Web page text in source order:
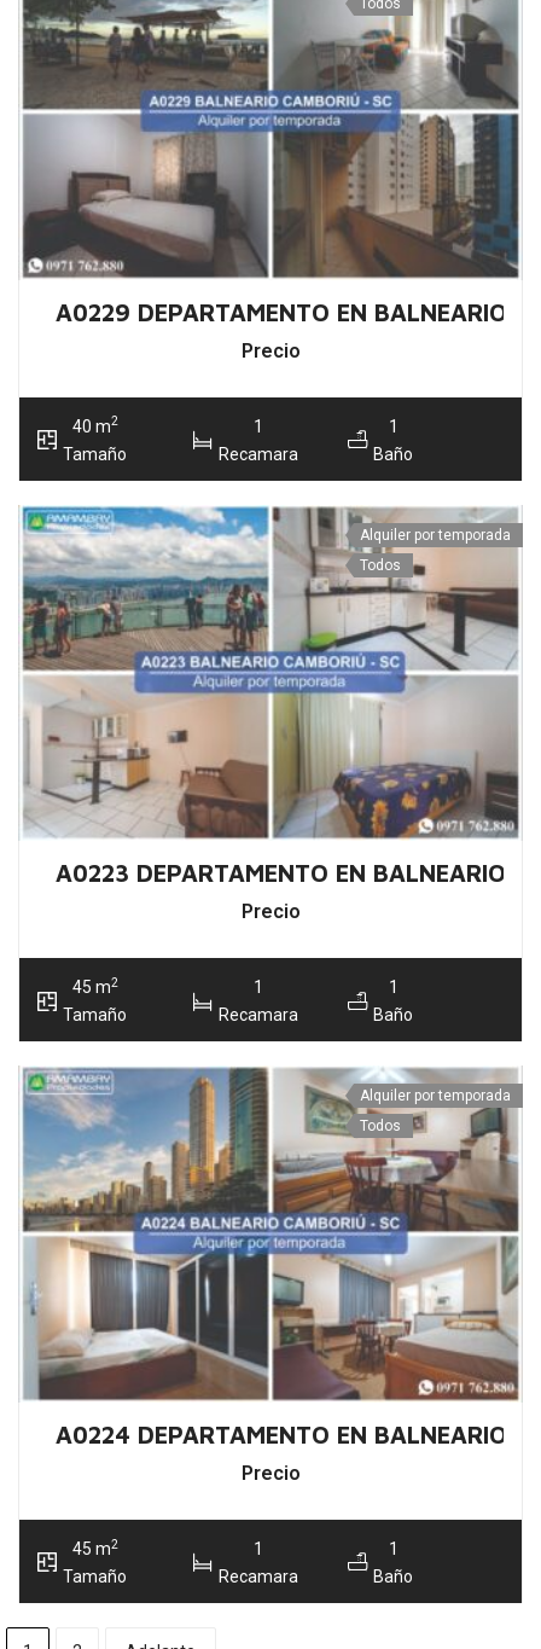
Todos
A0229 DEPARTAMENTO EN BALNEARIO
Precio
40 m2
Tamaño
1
Recamara
1
Baño
Alquiler por temporada
Todos
A0223 DEPARTAMENTO EN BALNEARIO
Precio
45 m2
Tamaño
1
Recamara
1
Baño
Alquiler por temporada
Todos
A0224 DEPARTAMENTO EN BALNEARIO
Precio
45 m2
Tamaño
1
Recamara
1
Baño